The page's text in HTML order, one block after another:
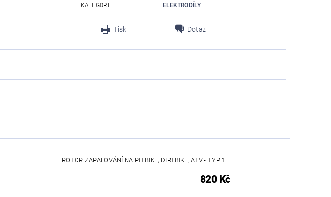
KATEGORIE
ELEKTRODÍLY
Tisk Dotaz
ROTOR ZAPALOVÁNÍ NA PITBIKE, DIRTBIKE, ATV - TYP 1
820 Kč